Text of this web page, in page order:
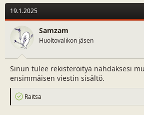
19.1.2025
Samzam
Huoltovalikon jäsen
Sinun tulee rekisteröityä nähdäksesi
ensimmäisen viestin sisältö.
R
e
Raitsa